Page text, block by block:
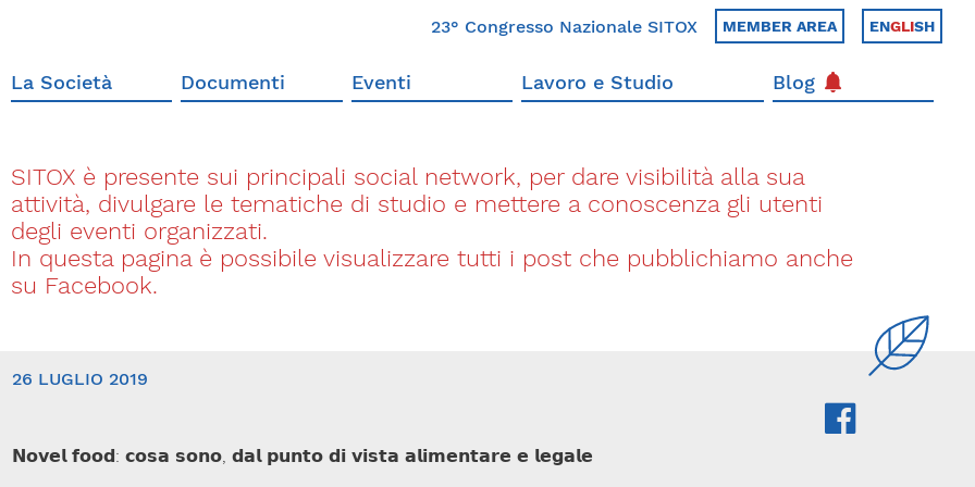
23° Congresso Nazionale SITOX MEMBER AREA ENGLISH
La Società Documenti Eventi Lavoro e Studio Blog
SITOX è presente sui principali social network, per dare visibilità alla sua
attività, divulgare le tematiche di studio e mettere a conoscenza gli utenti
degli eventi organizzati.
In questa pagina è possibile visualizzare tutti i post che pubblichiamo anche
su Facebook.
26 LUGLIO 2019
𝗡𝗼𝘃𝗲𝗹 𝗳𝗼𝗼𝗱: 𝗰𝗼𝘀𝗮 𝘀𝗼𝗻𝗼, 𝗱𝗮𝗹 𝗽𝘂𝗻𝘁𝗼 𝗱𝗶 𝘃𝗶𝘀𝘁𝗮 𝗮𝗹𝗶𝗺𝗲𝗻𝘁𝗮𝗿𝗲 𝗲 𝗹𝗲𝗴𝗮𝗹𝗲